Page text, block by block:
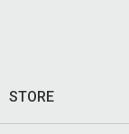
STORE